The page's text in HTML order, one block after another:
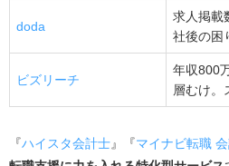
の転職先選びのポイント
「一般事業会社＝ワークラ
ワークライフバランス以外
複数の職場環境を比較する
doda
求人掲載
社後の困
ビズリーチ
年収800
層むけ。
『ハイスタ会計士』『マイナビ転職